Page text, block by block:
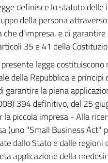
definisce lo statuto
della persona
d'impresa, e di
35 e 41 della
legge
della Repubblica e
garantire la piena
394 definitivo, del 25
la piccola impresa - Alla
(uno "Small Business Act"
dallo Stato e dalle
applicazione della